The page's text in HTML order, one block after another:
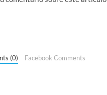
(0) Facebook Comments